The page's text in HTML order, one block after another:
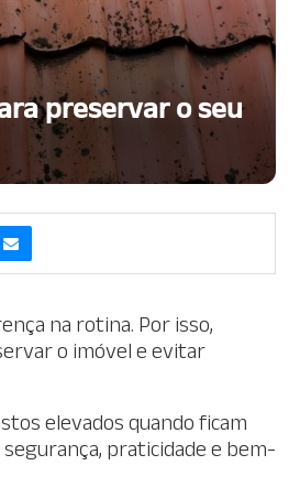
preservar o seu
na rotina. Por isso,
o imóvel e evitar
elevados quando ficam
praticidade e bem-